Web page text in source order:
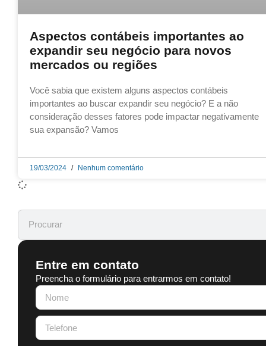
Aspectos contábeis importantes ao
expandir seu negócio para novos
mercados ou regiões
Você sabia que existem alguns aspectos contábeis
importantes ao buscar expandir seu negócio? E a não
consideração desses fatores pode impactar negativamente
sua expansão? Vamos
19/03/2024 Nenhum comentário
Entre em contato
Preencha o formulário para entrarmos em contato!